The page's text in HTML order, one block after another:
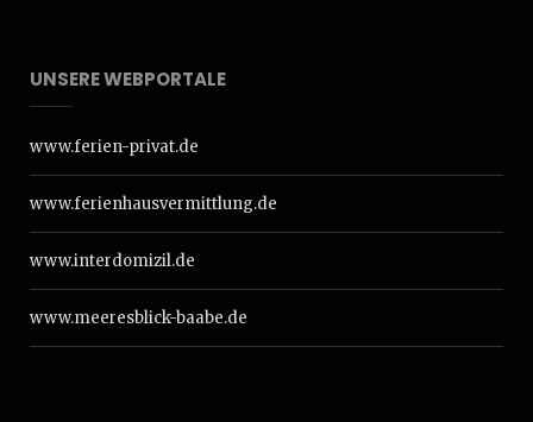
UNSERE WEBPORTALE
www.ferien-privat.de
www.ferienhausvermittlung.de
www.interdomizil.de
www.meeresblick-baabe.de